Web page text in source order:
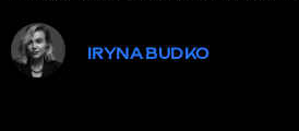
IRYNA BUDKO